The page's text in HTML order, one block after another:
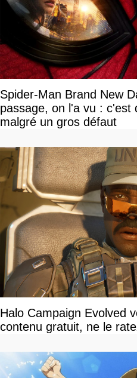
Spider-Man Brand New
passage, on l'a vu : c'est
malgré un gros défaut
Halo Campaign Evolved
contenu gratuit, ne le